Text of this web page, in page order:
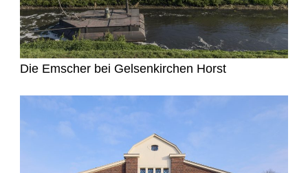
Die Emscher bei Gelsenkirchen Horst